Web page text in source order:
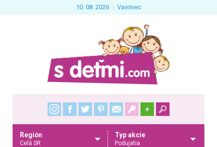
10. 08. 2026 Vavrinec
+
Región
Celá SR
Typ akcie
Podujatia